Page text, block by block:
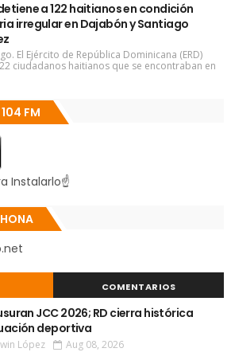
a 122 haitianos en condición
irregular en Dajabón y Santiago
El Ejército de República Dominicana (ERD)
ciudadanos haitianos que se encontraban en
104 FM
Instalarlo☝
COMENTARIOS
JCC 2026; RD cierra histórica
deportiva
López Aug 08, 2026